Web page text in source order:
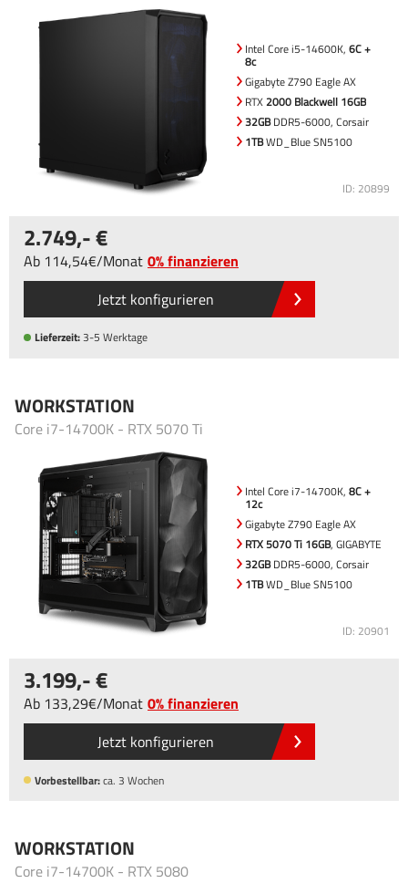
Intel Core i5-14600K, 6C +
8c
Gigabyte Z790 Eagle AX
RTX2000 Blackwell 16GB
32GBDDR5-6000, Corsair
1TBWD_Blue SN5100
ID: 20899
2.749,-
Ab 114,54 /Monat 0% finanzieren
Jetzt konfigurieren
Lieferzeit:3-5 Werktage
WORKSTATION
Core i7-14700K - RTX 5070 Ti
Intel Core i7-14700K, 8C +
12c
Gigabyte Z790 Eagle AX
RTX 5070 Ti 16GB, GIGABYTE
32GBDDR5-6000, Corsair
1TBWD_Blue SN5100
ID: 20901
3.199,-
Ab 133,29 /Monat 0% finanzieren
Jetzt konfigurieren
Vorbestellbar:ca. 3 Wochen
WORKSTATION
Core i7-14700K - RTX 5080